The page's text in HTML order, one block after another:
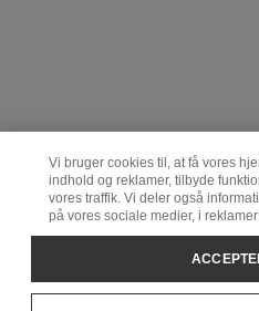
Vi bruger cookies til, at få vores
indhold og reklamer, tilbyde
vores traffik. Vi deler også
på vores sociale medier, i